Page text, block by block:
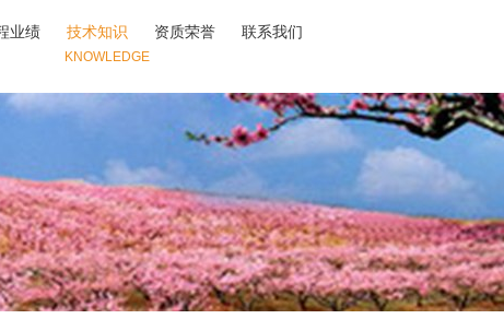
业绩 技术知识
KNOWLEDGE
资质荣誉 联系我们